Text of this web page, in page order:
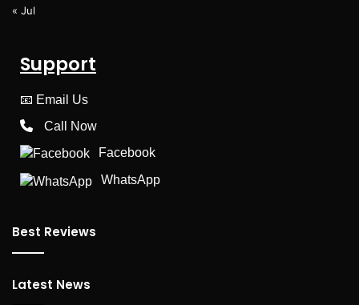
« Jul
Support
📧 Email Us
Call Now
Facebook
WhatsApp
Best Reviews
Latest News